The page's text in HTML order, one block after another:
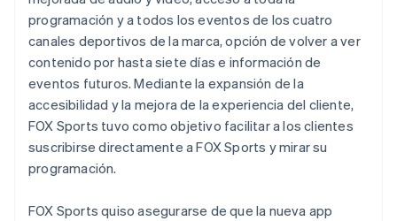
programación y a todos los eventos de los cuatro
canales deportivos de la marca, opción de volver a ver
contenido por hasta siete días e información de
eventos futuros. Mediante la expansión de la
accesibilidad y la mejora de la experiencia del cliente,
FOX Sports tuvo como objetivo facilitar a los clientes
suscribirse directamente a FOX Sports y mirar su
programación.
FOX Sports quiso asegurarse de que la nueva app